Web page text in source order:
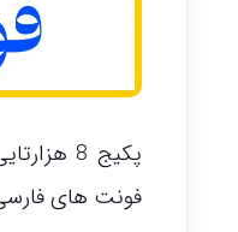
پکیج 8 هزارتایی فونت فارسی برای شما کاربران وب سایت
فونت های